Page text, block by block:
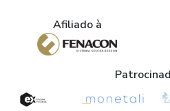
Afiliado à